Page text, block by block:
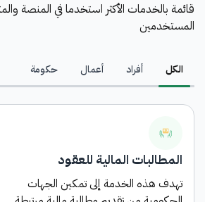
قائمة بالخدمات الأكثر استخدما في المنصة
المستخدمين
الكل أفراد أعمال حكومة
المطالبات المالية للعقود
تهدف هذه الخدمة إلى تمكين الجهات